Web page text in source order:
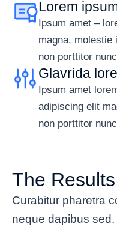
Lorem
Ipsum amet –
magna, molestie
non porttitor
Glavrida
Ipsum amet
adipiscing elit
non porttitor
The Results
Curabitur pharetra
neque dapibus